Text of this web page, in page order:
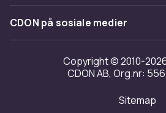
Kundeanmeldelser
Jobbe på CDON
Investor relations
Tilgjengelighet
Merchant Help Center
CDON på sosiale medier
Copyright © 2010-
CDON AB, Org.nr:
Sitemap